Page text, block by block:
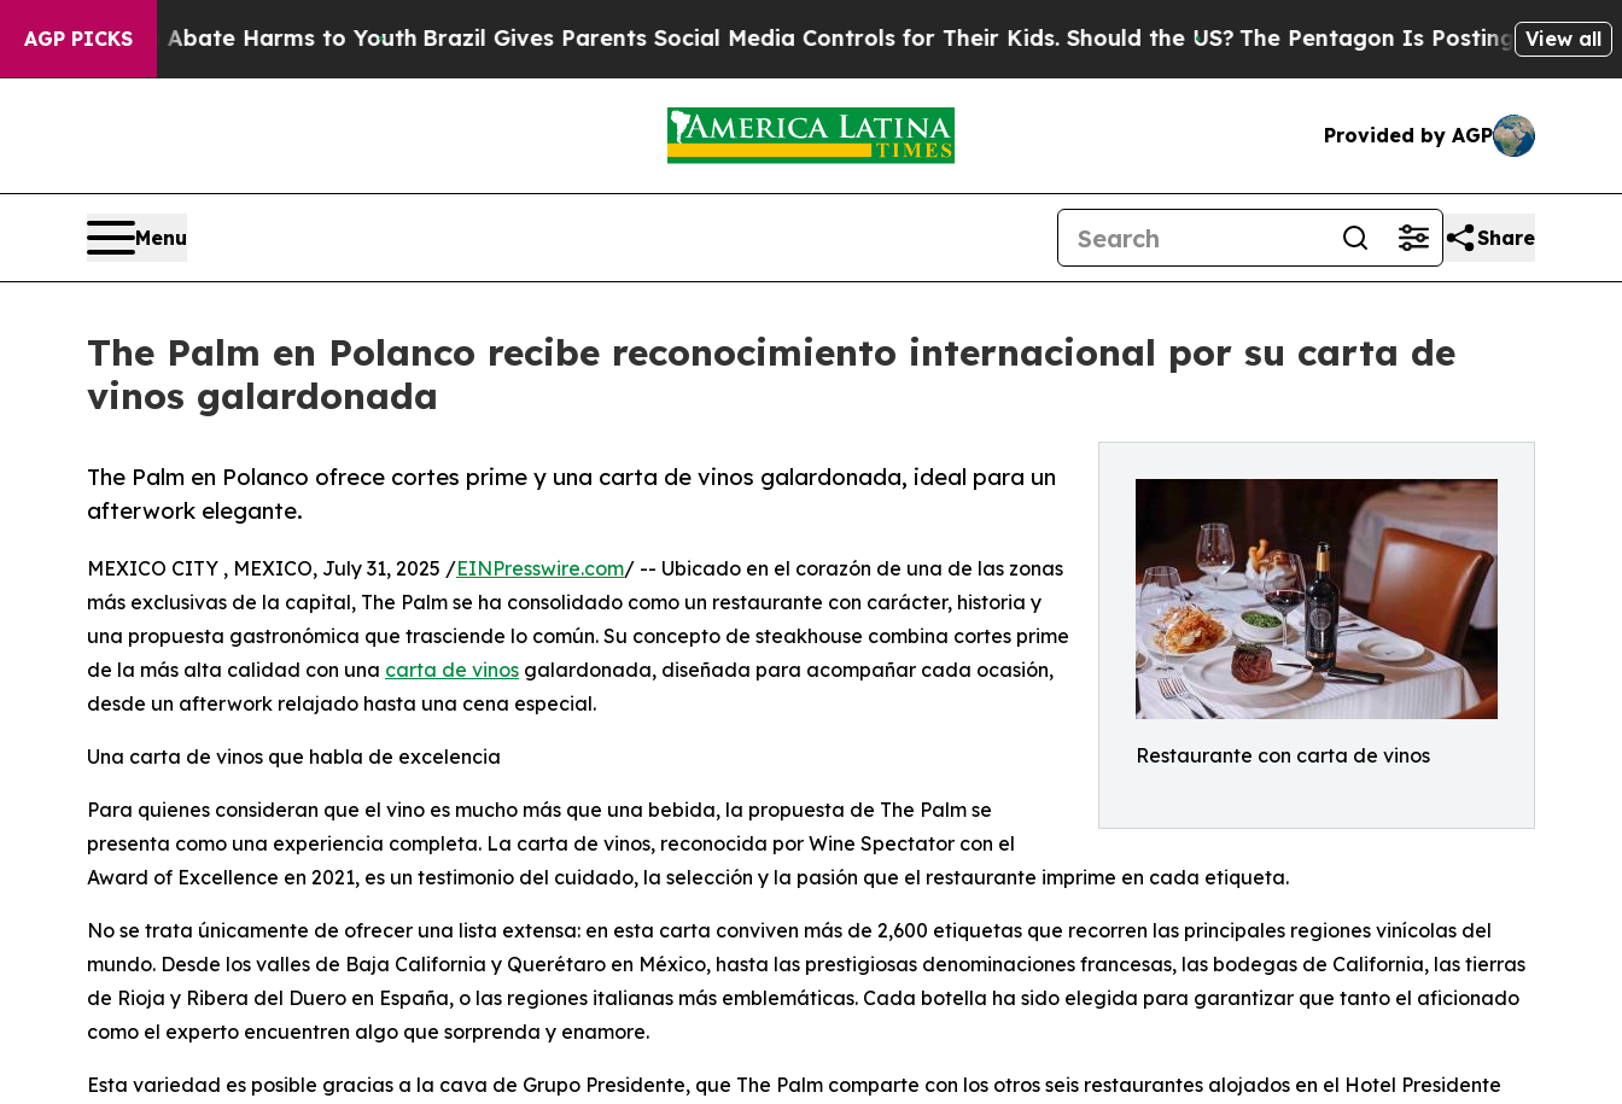
AGP PICKS
to Abate Harms to YouthBrazil Gives Parents Social Media Controls for Their Kids. Should the US? The Pentagon Is Posting Cryptic Biblical
View all
Provided by AGP
Menu Share
The Palm en Polanco recibe reconocimiento internacional por su carta de
vinos galardonada
Restaurante con carta de vinos
The Palm en Polanco ofrece cortes prime y una carta de vinos galardonada, ideal para un
afterwork elegante.
MEXICO CITY , MEXICO, July 31, 2025 /EINPresswire.com/ -- Ubicado en el corazón de una de las zonas
más exclusivas de la capital, The Palm se ha consolidado como un restaurante con carácter, historia y
una propuesta gastronómica que trasciende lo común. Su concepto de steakhouse combina cortes prime
de la más alta calidad con una carta de vinos galardonada, diseñada para acompañar cada ocasión,
desde un afterwork relajado hasta una cena especial.
Una carta de vinos que habla de excelencia
Para quienes consideran que el vino es mucho más que una bebida, la propuesta de The Palm se
presenta como una experiencia completa. La carta de vinos, reconocida por Wine Spectator con el
Award of Excellence en 2021, es un testimonio del cuidado, la selección y la pasión que el restaurante imprime en cada etiqueta.
No se trata únicamente de ofrecer una lista extensa: en esta carta conviven más de 2,600 etiquetas que recorren las principales regiones vinícolas del
mundo. Desde los valles de Baja California y Querétaro en México, hasta las prestigiosas denominaciones francesas, las bodegas de California, las tierras
de Rioja y Ribera del Duero en España, o las regiones italianas más emblemáticas. Cada botella ha sido elegida para garantizar que tanto el aficionado
como el experto encuentren algo que sorprenda y enamore.
Esta variedad es posible gracias a la cava de Grupo Presidente, que The Palm comparte con los otros seis restaurantes alojados en el Hotel Presidente